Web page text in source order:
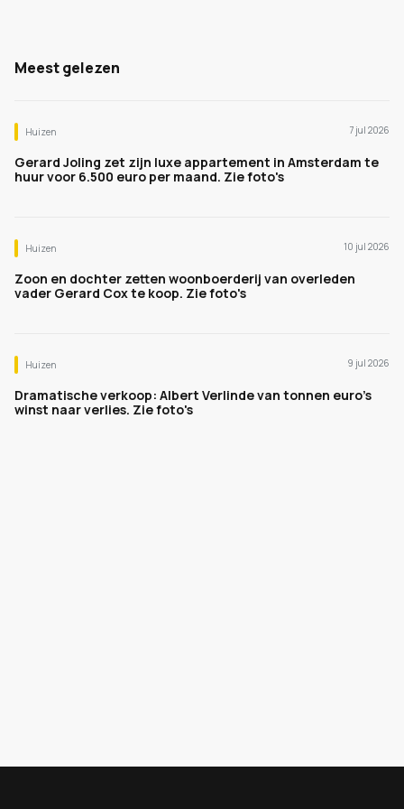
Meest gelezen
Huizen 7 jul 2026
Gerard Joling zet zijn luxe appartement in Amsterdam te
huur voor 6.500 euro per maand. Zie foto's
Huizen 10 jul 2026
Zoon en dochter zetten woonboerderij van overleden
vader Gerard Cox te koop. Zie foto's
Huizen 9 jul 2026
Dramatische verkoop: Albert Verlinde van tonnen euro's
winst naar verlies. Zie foto's